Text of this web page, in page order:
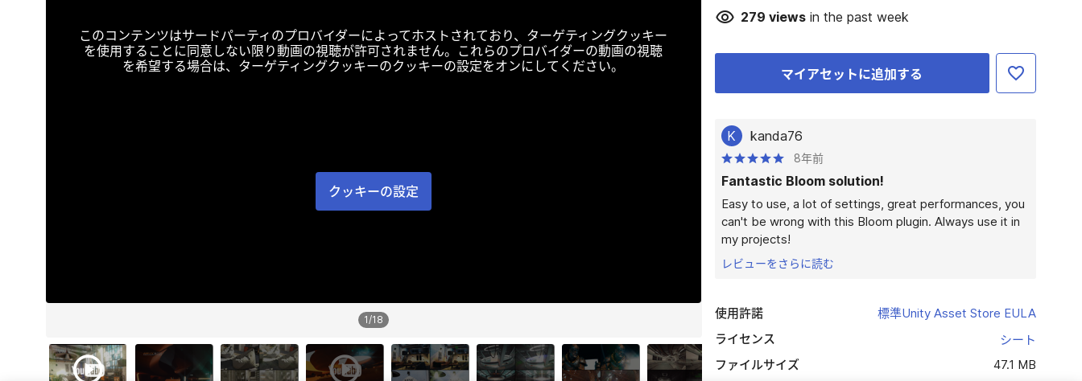
このコンテンツはサードパーティのプロバイダーによってホストされており、ターゲティングクッキー
を使用することに同意しない限り動画の視聴が許可されません。これらのプロバイダーの動画の視聴
を希望する場合は、ターゲティングクッキーのクッキーの設定をオンにしてください。
クッキーの設定
1/18
279 viewsin the past week
マイアセットに追加する
K kanda76
8年前
Fantastic Bloom solution!
Easy to use, a lot of settings, great performances, you
can't be wrong with this Bloom plugin. Always use it in
my projects!
レビューをさらに読む
使用許諾
標準Unity Asset Store EULA
ライセンス
シート
ファイルサイズ
47.1 MB